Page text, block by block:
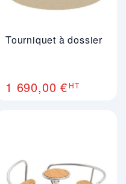
Tourniquet à dossier
1 690,00 € HT